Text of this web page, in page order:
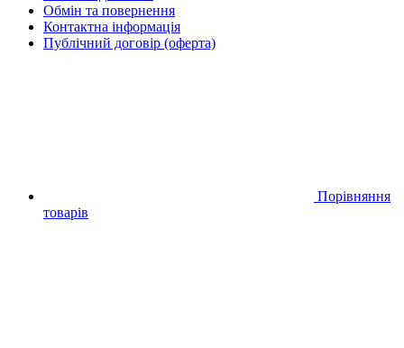
Обмін та повернення
Контактна інформація
Публічний договір (оферта)
Порівняння
товарів